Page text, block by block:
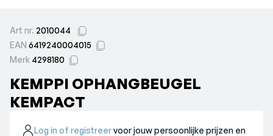
Art nr. 2010044
EAN 6419240004015
Merk 4298180
KEMPPI OPHANGBEUGEL
KEMPACT
Log in of registreervoor jouw persoonlijke prijzen en